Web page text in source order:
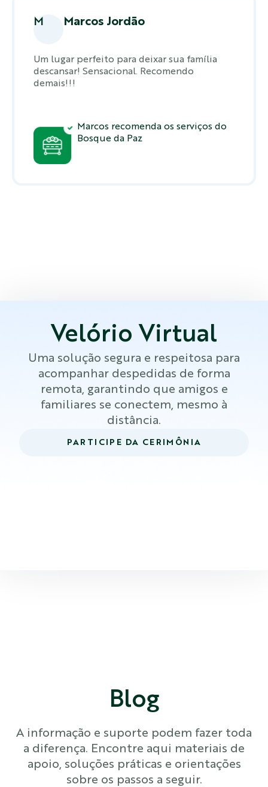
M Marcos Jordão
Um lugar perfeito para deixar sua família
descansar! Sensacional. Recomendo
demais!!!
Marcos recomenda os serviços do
Bosque da Paz
Velório Virtual
Uma solução segura e respeitosa para
acompanhar despedidas de forma
remota, garantindo que amigos e
familiares se conectem, mesmo à
distância.
PARTICIPE DA CERIMÔNIA
Blog
A informação e suporte podem fazer toda
a diferença. Encontre aqui materiais de
apoio, soluções práticas e orientações
sobre os passos a seguir.